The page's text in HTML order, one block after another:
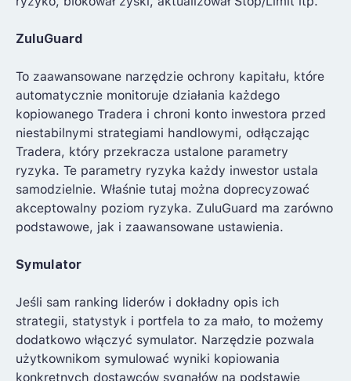
ZuluGuard
To zaawansowane narzędzie ochrony kapitału, które
automatycznie monitoruje działania każdego
kopiowanego Tradera i chroni konto inwestora przed
niestabilnymi strategiami handlowymi, odłączając
Tradera, który przekracza ustalone parametry
ryzyka. Te parametry ryzyka każdy inwestor ustala
samodzielnie. Właśnie tutaj można doprecyzować
akceptowalny poziom ryzyka. ZuluGuard ma zarówno
podstawowe, jak i zaawansowane ustawienia.
Symulator
Jeśli sam ranking liderów i dokładny opis ich
strategii, statystyk i portfela to za mało, to możemy
dodatkowo włączyć symulator. Narzędzie pozwala
użytkownikom symulować wyniki kopiowania
konkretnych dostawców sygnałów na podstawie